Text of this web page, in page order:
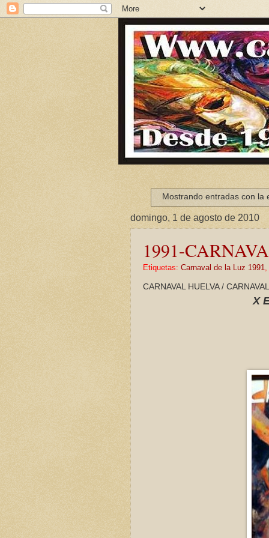
Mostrando entradas con la
domingo, 1 de agosto de 2010
1991-
Etiquetas: Carnaval de la Luz 1991
CARNAVAL HUELVA /
X